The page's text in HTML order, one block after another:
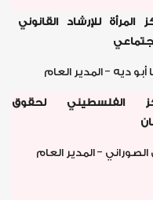
المرأة للإرشاد القانوني
أبو ديه - المدير العام
الفلسطيني لحقوق
- المدير العام